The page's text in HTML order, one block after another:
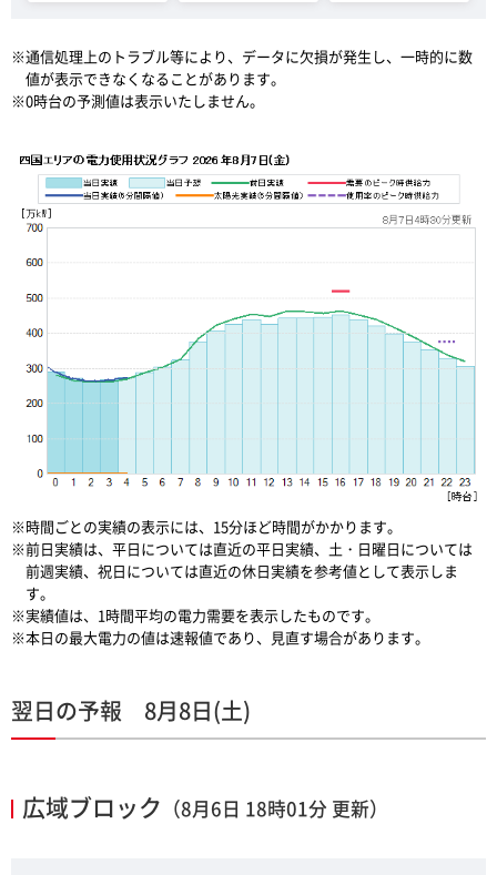
※通信処理上のトラブル等により、データに欠損が発生し、一時的に数
値が表示できなくなることがあります。
※0時台の予測値は表示いたしません。
※時間ごとの実績の表示には、15分ほど時間がかかります。
※前日実績は、平日については直近の平日実績、土・日曜日については
前週実績、祝日については直近の休日実績を参考値として表示しま
す。
※実績値は、1時間平均の電力需要を表示したものです。
※本日の最大電力の値は速報値であり、見直す場合があります。
翌日の予報 8月8日(土)
広域ブロック （8月6日 18時01分 更新）